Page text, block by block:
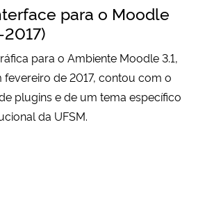
e Abastecimento
para o Moodle
para o Ambiente Moodle 3.1,
fevereiro de 2017, contou com o
plugins e de um tema específico
da UFSM.